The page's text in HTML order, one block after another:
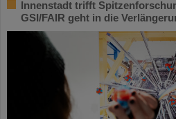
Innenstadt trifft
GSI/FAIR geht in die